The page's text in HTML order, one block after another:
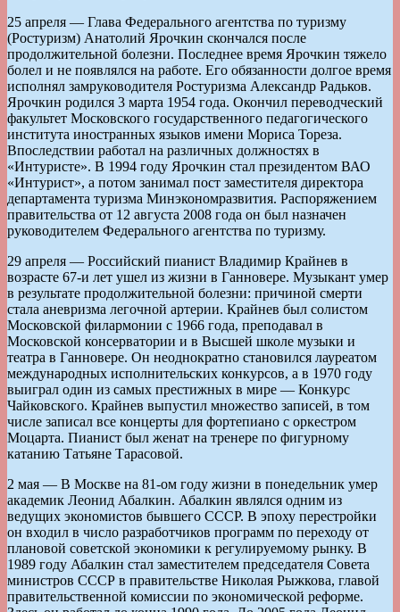
25 апреля — Глава Федерального агентства по туризму
(Ростуризм) Анатолий Ярочкин скончался после
продолжительной болезни. Последнее время Ярочкин тяжело
болел и не появлялся на работе. Его обязанности долгое время
исполнял замруководителя Ростуризма Александр Радьков.
Ярочкин родился 3 марта 1954 года. Окончил переводческий
факультет Московского государственного педагогического
института иностранных языков имени Мориса Тореза.
Впоследствии работал на различных должностях в
«Интуристе». В 1994 году Ярочкин стал президентом ВАО
«Интурист», а потом занимал пост заместителя директора
департамента туризма Минэкономразвития. Распоряжением
правительства от 12 августа 2008 года он был назначен
руководителем Федерального агентства по туризму.
29 апреля — Российский пианист Владимир Крайнев в
возрасте 67-и лет ушел из жизни в Ганновере. Музыкант умер
в результате продолжительной болезни: причиной смерти
стала аневризма легочной артерии. Крайнев был солистом
Московской филармонии с 1966 года, преподавал в
Московской консерватории и в Высшей школе музыки и
театра в Ганновере. Он неоднократно становился лауреатом
международных исполнительских конкурсов, а в 1970 году
выиграл один из самых престижных в мире — Конкурс
Чайковского. Крайнев выпустил множество записей, в том
числе записал все концерты для фортепиано с оркестром
Моцарта. Пианист был женат на тренере по фигурному
катанию Татьяне Тарасовой.
2 мая — В Москве на 81-ом году жизни в понедельник умер
академик Леонид Абалкин. Абалкин являлся одним из
ведущих экономистов бывшего СССР. В эпоху перестройки
он входил в число разработчиков программ по переходу от
плановой советской экономики к регулируемому рынку. В
1989 году Абалкин стал заместителем председателя Совета
министров СССР в правительстве Николая Рыжкова, главой
правительственной комиссии по экономической реформе.